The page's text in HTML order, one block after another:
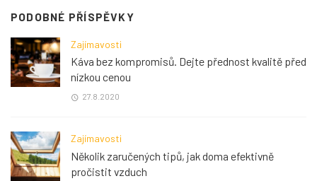
PODOBNÉ PŘÍSPĚVKY
Zajímavosti
Káva bez kompromisů. Dejte přednost kvalitě před
nízkou cenou
27.8.2020
Zajímavosti
Několik zaručených tipů, jak doma efektivně
pročistit vzduch